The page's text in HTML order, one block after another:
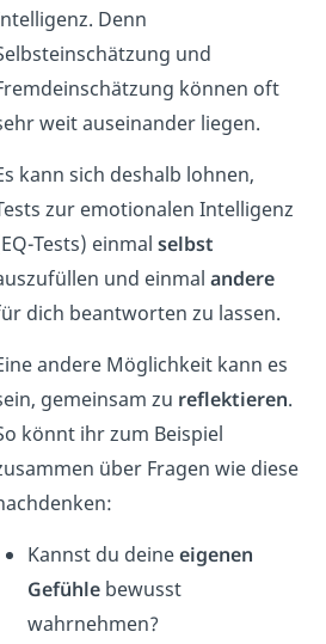
Denn
und
können oft
weit auseinander liegen.
kann sich deshalb lohnen,
zur emotionalen Intelligenz
Tests) einmalselbst
und einmalandere
dich beantworten zu lassen.
andere Möglichkeit kann es
gemeinsam zu reflektieren.
könnt ihr zum Beispiel
über Fragen wie diese
Kannst du deineeigenen
Gefühle bewusst
wahrnehmen?